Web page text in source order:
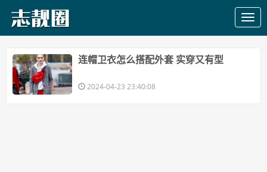
​连帽卫衣怎么搭配外套 实穿又有型
2024-04-23 23:40:08